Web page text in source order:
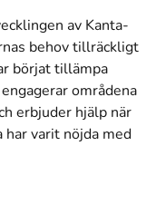
av Kanta-
behov tillräckligt
börjat tillämpa
områdena
erbjuder hjälp när
har varit nöjda med